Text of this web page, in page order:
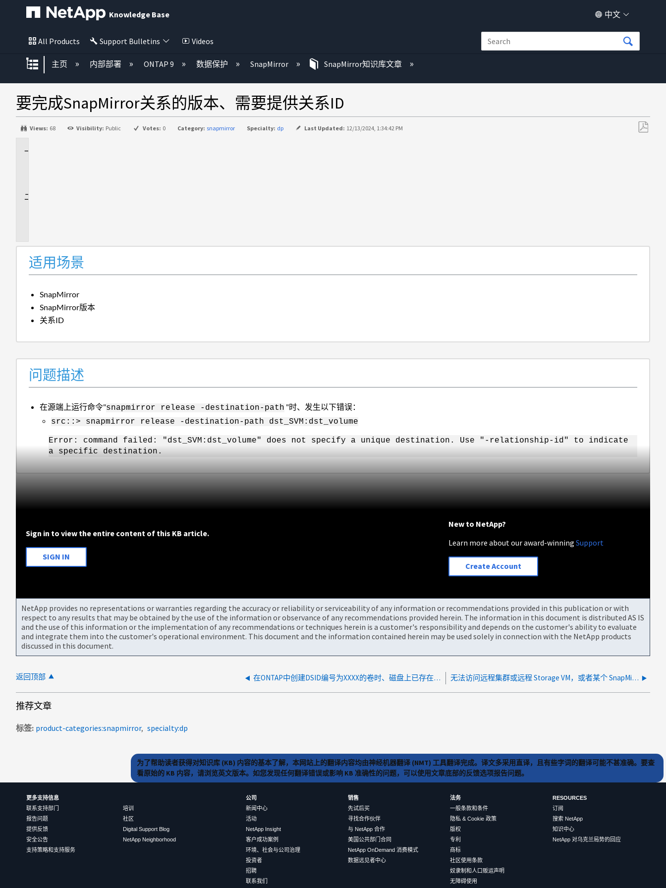
Knowledge Base 中文
All Products Support Bulletins Videos
扩展/隐缩全局层次
主页 内部部署 ONTAP 9 数据保护 SnapMirror SnapMirror知识库文章
要完成SnapMirror关系的版本、需要提供关系ID
Views: 68 Visibility: Public Votes: 0 Category: snapmirror Specialty: dp Last Updated: 12/13/2024, 1:34:42 PM
适用场景
SnapMirror
SnapMirror版本
关系ID
问题描述
在源端上运行命令"snapmirror release -destination-path "时、发生以下错误：
src::> snapmirror release -destination-path dst_SVM:dst_volume
Error: command failed: "dst_SVM:dst_volume" does not specify a unique destination. Use "-relationship-id" to indicate
a specific destination.
Sign in to view the entire content of this KB article.
SIGN IN
New to NetApp?
Learn more about our award-winningSupport
Create Account
NetApp provides no representations or warranties regarding the accuracy or reliability or serviceability of any information or recommendations provided in this publication or with
respect to any results that may be obtained by the use of the information or observance of any recommendations provided herein. The information in this document is distributed AS IS
and the use of this information or the implementation of any recommendations or techniques herein is a customer's responsibility and depends on the customer's ability to evaluate
and integrate them into the customer's operational environment. This document and the information contained herein may be used solely in connection with the NetApp products
discussed in this document.
返回顶部 在ONTAP中创建DSID编号为XXXX的卷时、磁盘上已存在同名或DSID的文件 无法访问远程集群或远程 Storage VM，或者某个 SnapMirror 复制关系已被删除，但未释放
推荐文章
标签 product-categories:snapmirror specialty:dp
为了帮助读者获得对知识库 (KB) 内容的基本了解，本网站上的翻译内容均由神经机器翻译 (NMT) 工具翻译完成。译文多采用直译，且有些字词的翻译可能不甚准确。要查
看原始的 KB 内容，请浏览英文版本。如您发现任何翻译错误或影响 KB 准确性的问题，可以使用文章底部的反馈选项报告问题。
更多支持信息
联系支持部门
报告问题
提供反馈
安全公告
支持策略和支持服务
培训
社区
Digital Support Blog
NetApp Neighborhood
公司
新闻中心
活动
NetApp Insight
客户成功案例
环境、社会与公司治理
投资者
招聘
联系我们
销售
先试后买
寻找合作伙伴
与 NetApp 合作
美国公共部门合同
NetApp OnDemand 消费模式
数据远见者中心
法务
一般条款和条件
隐私 & Cookie 政策
版权
专利
商标
社区使用条款
奴隶制和人口贩运声明
无障碍使用
RESOURCES
订阅
搜索 NetApp
知识中心
NetApp 对乌克兰局势的回应